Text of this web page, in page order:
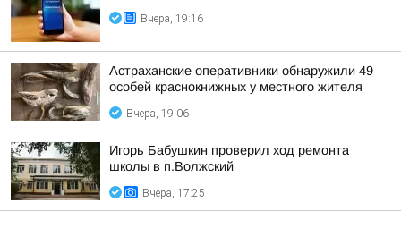
Вчера, 19:16
Астраханские оперативники обнаружили 49
особей краснокнижных у местного жителя
Вчера, 19:06
Игорь Бабушкин проверил ход ремонта
школы в п.Волжский
Вчера, 17:25